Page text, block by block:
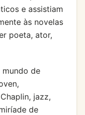
e assistiam
às novelas
poeta, ator,
mundo de
jazz,
de